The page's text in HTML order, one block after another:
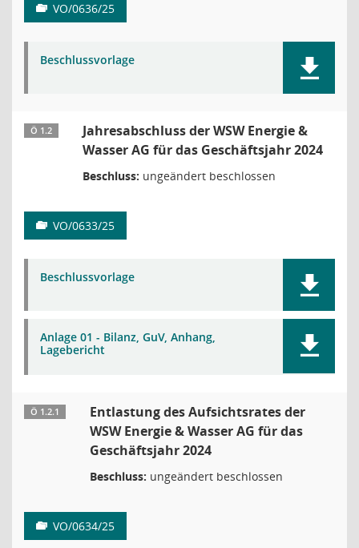
VO/0636/25
Beschlussvorlage
Ö 1.2
Jahresabschluss der WSW Energie &
Wasser AG für das Geschäftsjahr 2024
Beschluss: ungeändert beschlossen
VO/0633/25
Beschlussvorlage
Anlage 01 - Bilanz, GuV, Anhang,
Lagebericht
Ö 1.2.1
Entlastung des Aufsichtsrates der
WSW Energie & Wasser AG für das
Geschäftsjahr 2024
Beschluss: ungeändert beschlossen
VO/0634/25